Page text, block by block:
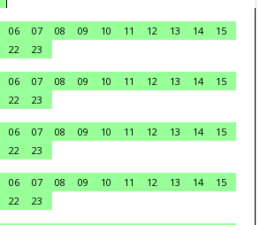
06 07 08 09 10 11 12 13 14
15
22
23
06 07 08 09 10 11 12 13 14
15
22
23
06 07 08 09 10 11 12 13 14
15
22
23
06 07 08 09 10 11 12 13 14
15
22
23